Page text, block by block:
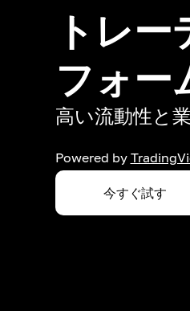
トレ
フォー
高い流動性と
Powered by
今すぐ試す